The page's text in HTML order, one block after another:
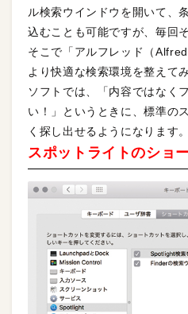
ル検索ウインドウを開いて、
込むことも可能ですが、毎回
そこで「アルフレッド（
より快適な検索環境を整えて
ソフトでは、「内容ではなく
い！」というときに、標準の
く探し出せるようになります。
スポットライトのショ